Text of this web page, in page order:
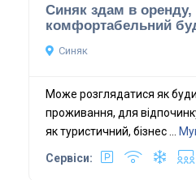
Синяк здам в
комфортабельний
Синяк
Може розглядатися як
проживання, для
як туристичний, бізнес ...
Сервіси: